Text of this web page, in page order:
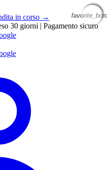
in corso →
30 giorni | Pagamento sicuro